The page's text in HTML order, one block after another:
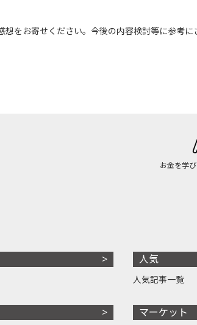
想をお寄せください。今後の内容検討等に参考に
お金を学
人気
人気記事一覧
マーケット